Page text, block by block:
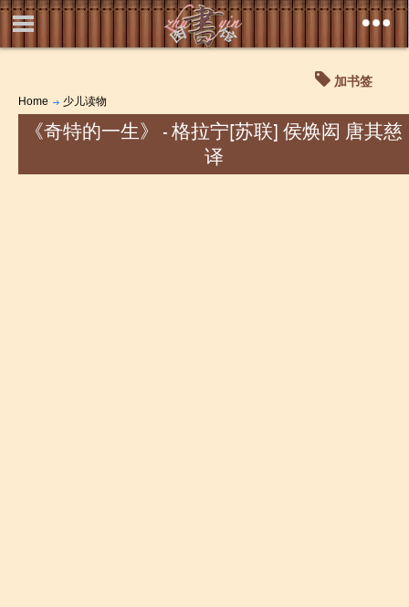
加书签
Home 少儿读物
《奇特的一生》 - 格拉宁[苏联] 侯焕闳 唐其慈
译